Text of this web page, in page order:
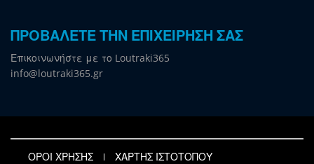
ΠΡΟΒΑΛΕΤΕ ΤΗΝ ΕΠΙΧΕΙΡΗΣΗ ΣΑΣ
Επικοινωνήστε με το Loutraki365
info@loutraki365.gr
ΟΡΟΙ ΧΡΗΣΗΣ
ΧΑΡΤΗΣ ΙΣΤΟΤΟΠΟΥ